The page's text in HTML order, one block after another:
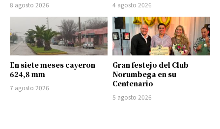
8 agosto 2026 4 agosto 2026
En siete meses cayeron
624,8 mm
7 agosto 2026
Gran festejo del Club
Norumbega en su
Centenario
5 agosto 2026